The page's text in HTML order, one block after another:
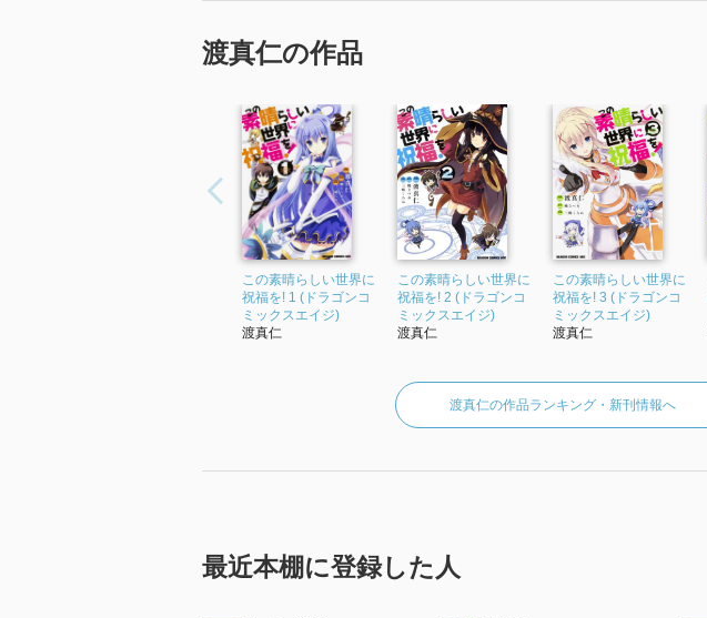
渡真仁の作品
この素晴らしい世界に
祝福を! 1 (ドラゴンコ
ミックスエイジ)
渡真仁
この素晴らしい世界に
祝福を! 2 (ドラゴンコ
ミックスエイジ)
渡真仁
この素晴らしい世界に
祝福を! 3 (ドラゴンコ
ミックスエイジ)
渡真仁
渡真仁の作品ランキング・新刊情報へ
最近本棚に登録した人